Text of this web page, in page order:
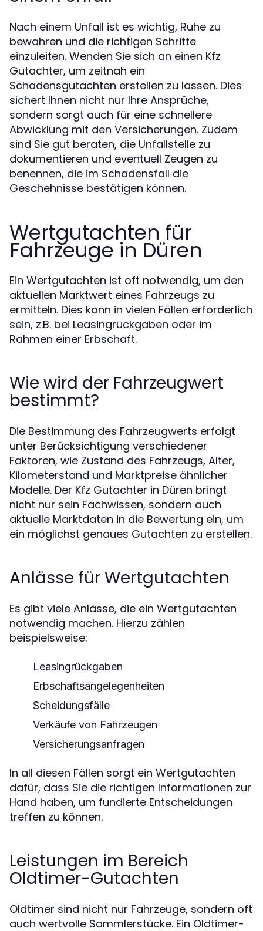
Nach einem Unfall ist es wichtig, Ruhe zu
bewahren und die richtigen Schritte
einzuleiten. Wenden Sie sich an einen Kfz
Gutachter, um zeitnah ein
Schadensgutachten erstellen zu lassen. Dies
sichert Ihnen nicht nur Ihre Ansprüche,
sondern sorgt auch für eine schnellere
Abwicklung mit den Versicherungen. Zudem
sind Sie gut beraten, die Unfallstelle zu
dokumentieren und eventuell Zeugen zu
benennen, die im Schadensfall die
Geschehnisse bestätigen können.
Wertgutachten für
Fahrzeuge in Düren
Ein Wertgutachten ist oft notwendig, um den
aktuellen Marktwert eines Fahrzeugs zu
ermitteln. Dies kann in vielen Fällen erforderlich
sein, z.B. bei Leasingrückgaben oder im
Rahmen einer Erbschaft.
Wie wird der Fahrzeugwert
bestimmt?
Die Bestimmung des Fahrzeugwerts erfolgt
unter Berücksichtigung verschiedener
Faktoren, wie Zustand des Fahrzeugs, Alter,
Kilometerstand und Marktpreise ähnlicher
Modelle. Der Kfz Gutachter in Düren bringt
nicht nur sein Fachwissen, sondern auch
aktuelle Marktdaten in die Bewertung ein, um
ein möglichst genaues Gutachten zu erstellen.
Anlässe für Wertgutachten
Es gibt viele Anlässe, die ein Wertgutachten
notwendig machen. Hierzu zählen
beispielsweise:
Leasingrückgaben
Erbschaftsangelegenheiten
Scheidungsfälle
Verkäufe von Fahrzeugen
Versicherungsanfragen
In all diesen Fällen sorgt ein Wertgutachten
dafür, dass Sie die richtigen Informationen zur
Hand haben, um fundierte Entscheidungen
treffen zu können.
Leistungen im Bereich
Oldtimer-Gutachten
Oldtimer sind nicht nur Fahrzeuge, sondern oft
auch wertvolle Sammlerstücke. Ein Oldtimer-